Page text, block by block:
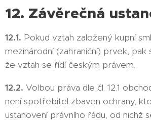
12. Závěrečná
12.1. Pokud vztah založený kupní
mezinárodní (zahraniční) prvek, pak
že vztah se řídí českým právem.
12.2. Volbou práva dle čl. 12.1
není spotřebitel zbaven ochrany,
ustanovení právního řádu, od nichž